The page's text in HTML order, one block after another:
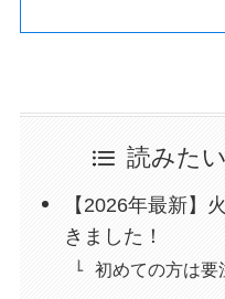
読みた
【2026年最新】
きました！
初めての方は要